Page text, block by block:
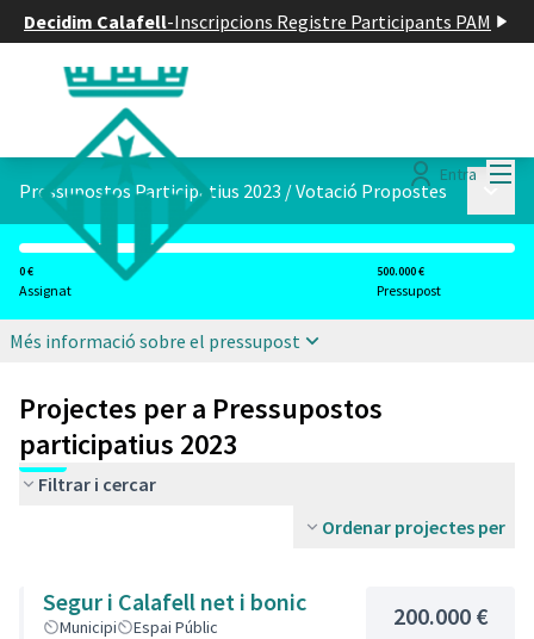
Decidim Calafell-Inscripcions Registre Participants PAM
Entra
Pressupostos Participatius 2023 /Votació Propostes
0 €
Assignat
500.000 €
Pressupost
Més informació sobre el pressupost
Projectes per a Pressupostos
participatius 2023
Filtrar i cercar
Ordenar projectes per
Segur i Calafell net i bonic
Municipi Espai Públic 200.000 €